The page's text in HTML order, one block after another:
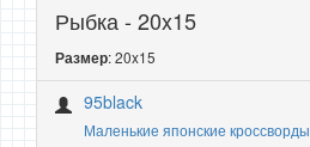
Рыбка - 20x15
Размер: 20x15
95black
Маленькие японские кроссворды